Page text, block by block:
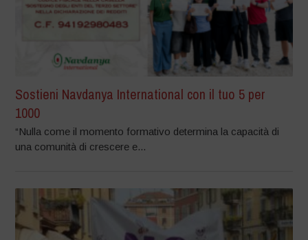
Sostieni Navdanya International con il tuo 5 per
1000
“Nulla come il momento formativo determina la capacità di
una comunità di crescere e...